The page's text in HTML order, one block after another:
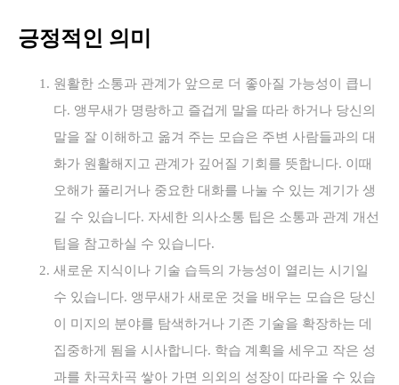
긍정적인 의미
원활한 소통과 관계가 앞으로 더 좋아질 가능성이 큽니
다. 앵무새가 명랑하고 즐겁게 말을 따라 하거나 당신의
말을 잘 이해하고 옮겨 주는 모습은 주변 사람들과의 대
화가 원활해지고 관계가 깊어질 기회를 뜻합니다. 이때
오해가 풀리거나 중요한 대화를 나눌 수 있는 계기가 생
길 수 있습니다. 자세한 의사소통 팁은 소통과 관계 개선
팁을 참고하실 수 있습니다.
새로운 지식이나 기술 습득의 가능성이 열리는 시기일
수 있습니다. 앵무새가 새로운 것을 배우는 모습은 당신
이 미지의 분야를 탐색하거나 기존 기술을 확장하는 데
집중하게 됨을 시사합니다. 학습 계획을 세우고 작은 성
과를 차곡차곡 쌓아 가면 의외의 성장이 따라올 수 있습